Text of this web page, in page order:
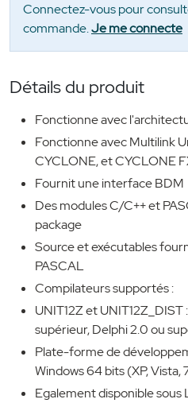
Connectez-vous pour
commande.Je me connecte
Détails du produit
Fonctionne avec
Fonctionne avec Multilink
CYCLONE, et CYCLONE
Fournit une interface BDM
Des modules C/C++ et
package
Source et exécutables
PASCAL
Compilateurs supportés :
UNIT12Z et
supérieur, Delphi 2.0 ou
Plate-forme de
Windows 64 bits (XP, Vista,
Egalement disponible sous